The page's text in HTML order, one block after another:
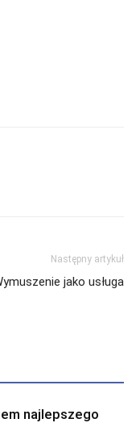
Następny artykuł
jako usługa
najlepszego